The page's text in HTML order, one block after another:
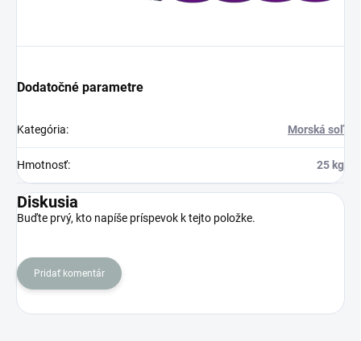
Dodatočné parametre
Kategória: Morská soľ
Hmotnosť: 25 kg
Diskusia
Buďte prvý, kto napíše príspevok k tejto položke.
Pridať komentár